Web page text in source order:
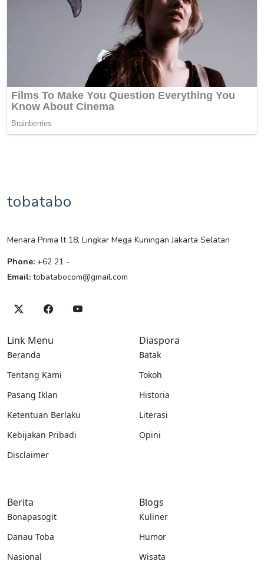
tobatabo
Menara Prima lt 18, Lingkar Mega Kuningan Jakarta Selatan
Phone: +62 21 -
Email: tobatabocom@gmail.com
Link Menu
Beranda
Tentang Kami
Pasang Iklan
Ketentuan Berlaku
Kebijakan Pribadi
Disclaimer
Diaspora
Batak
Tokoh
Historia
Literasi
Opini
Berita
Bonapasogit
Danau Toba
Nasional
Blogs
Kuliner
Humor
Wisata